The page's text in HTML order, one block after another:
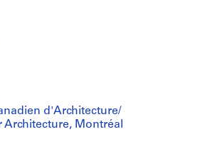
d'Architecture/
Architecture, Montréal